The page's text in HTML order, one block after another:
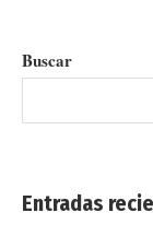
Buscar
Entradas